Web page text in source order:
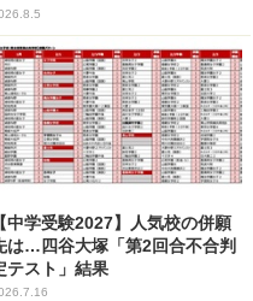
【中学受験2027】人気校の併願
は…四谷大塚「第2回合不合判
テスト」結果